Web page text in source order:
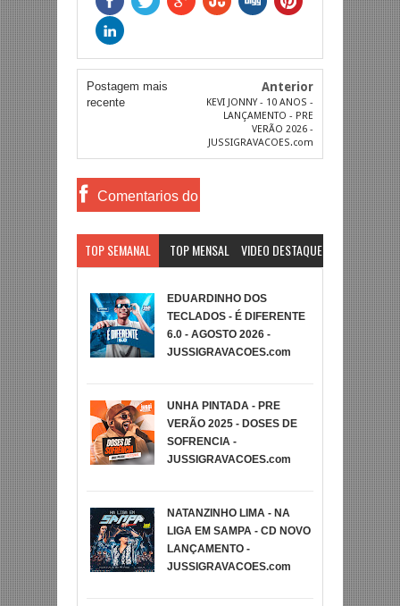
Postagem mais
recente
Anterior
KEVI JONNY - 10 ANOS -
LANÇAMENTO - PRE
VERÃO 2026 -
JUSSIGRAVACOES.com
Comentarios do
TOP SEMANAL TOP MENSAL VIDEO DESTAQUE
EDUARDINHO DOS
TECLADOS - É DIFERENTE
6.0 - AGOSTO 2026 -
JUSSIGRAVACOES.com
UNHA PINTADA - PRE
VERÃO 2025 - DOSES DE
SOFRENCIA -
JUSSIGRAVACOES.com
NATANZINHO LIMA - NA
LIGA EM SAMPA - CD NOVO
LANÇAMENTO -
JUSSIGRAVACOES.com